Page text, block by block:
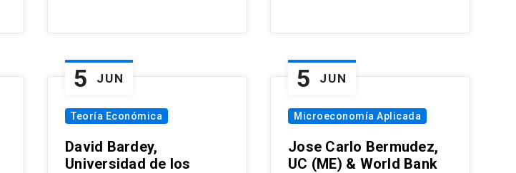
5 JUN
Teoría Económica
David Bardey,
Universidad de los
5 JUN
Microeconomía Aplicada
Jose Carlo Bermudez,
UC (ME) & World Bank